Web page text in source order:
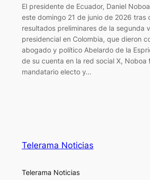
El presidente de Ecuador, Daniel
este domingo 21 de junio de 2026 tras
resultados preliminares de la segunda
presidencial en Colombia, que dieron
abogado y político Abelardo de la
de su cuenta en la red social X, Noboa
mandatario electo y…
Telerama Noticias
Telerama Noticias